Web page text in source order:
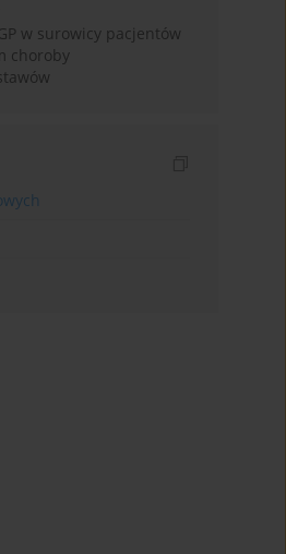
w surowicy pacjentów
choroby